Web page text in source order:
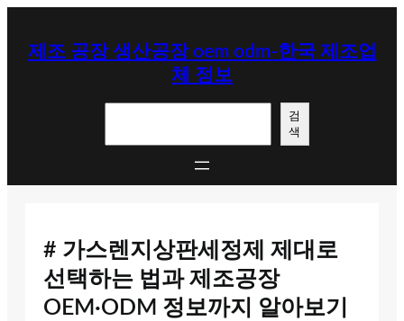
제조 공장 생산공장 oem odm-한국 제조업
체 정보
검
색
# 가스렌지상판세정제 제대로
선택하는 법과 제조공장
OEM·ODM 정보까지 알아보기